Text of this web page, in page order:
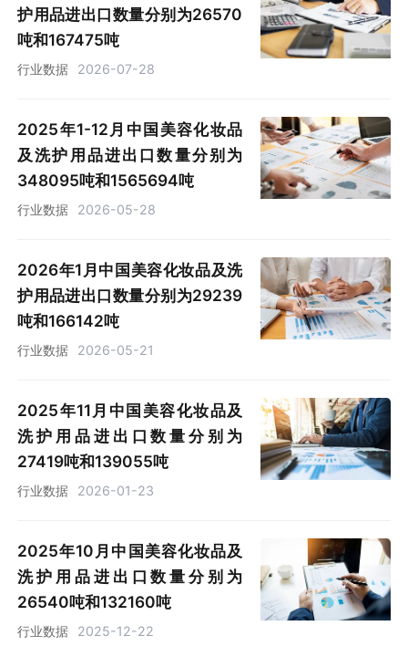
护用品进出口数量分别为26570
吨和167475吨
行业数据 2026-07-28
2025年1-12月中国美容化妆品
及洗护用品进出口数量分别为
348095吨和1565694吨
行业数据 2026-05-28
2026年1月中国美容化妆品及洗
护用品进出口数量分别为29239
吨和166142吨
行业数据 2026-05-21
2025年11月中国美容化妆品及
洗护用品进出口数量分别为
27419吨和139055吨
行业数据 2026-01-23
2025年10月中国美容化妆品及
洗护用品进出口数量分别为
26540吨和132160吨
行业数据 2025-12-22